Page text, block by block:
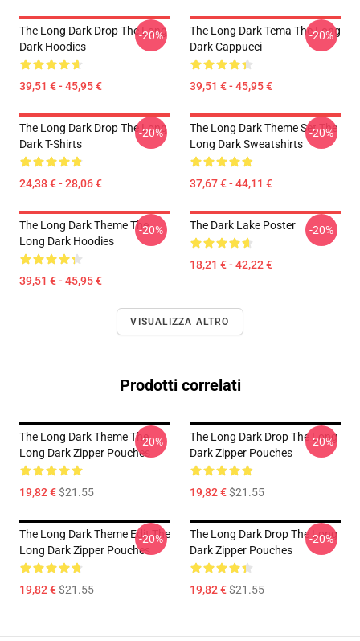
The Long Dark Drop The Long
Dark Hoodies
39,51 € - 45,95 €
-20%
The Long Dark Tema The Long
Dark Cappucci
39,51 € - 45,95 €
-20%
The Long Dark Drop The Long
Dark T-Shirts
24,38 € - 28,06 €
-20%
The Long Dark Theme Set The
Long Dark Sweatshirts
37,67 € - 44,11 €
-20%
The Long Dark Theme The
Long Dark Hoodies
39,51 € - 45,95 €
-20% The Dark Lake Poster
18,21 € - 42,22 €
-20%
VISUALIZZA ALTRO
Prodotti correlati
The Long Dark Theme The
Long Dark Zipper Pouches
19,82 €$21.55
-20%
The Long Dark Drop The Long
Dark Zipper Pouches
19,82 €$21.55
-20%
The Long Dark Theme Edit The
Long Dark Zipper Pouches
19,82 €$21.55
-20%
The Long Dark Drop The Long
Dark Zipper Pouches
19,82 €$21.55
-20%